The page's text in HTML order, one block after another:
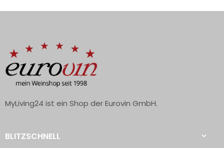
MyLiving24 ist ein Shop der Eurovin GmbH.
BLITZSCHNELL